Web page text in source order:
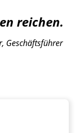
reichen.
Geschäftsführer